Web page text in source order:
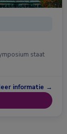
staat
informatie →